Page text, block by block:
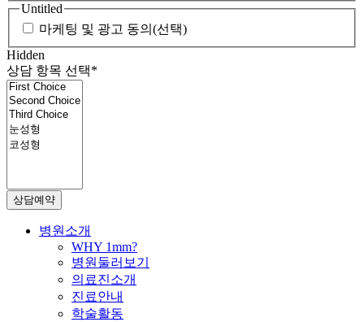
Untitled
마케팅 및 광고 동의(선택)
Hidden
상담 항목 선택*
Close
병원소개
WHY 1mm?
병원둘러보기
의료진소개
진료안내
학술활동